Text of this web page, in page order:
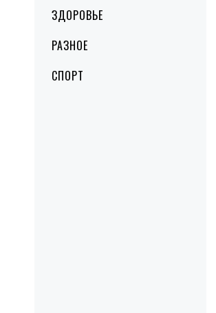
ЗДОРОВЬЕ
РАЗНОЕ
СПОРТ